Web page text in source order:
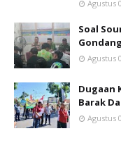
Agustus
Soal
Agustus
Dugaan
Barak
Agustus